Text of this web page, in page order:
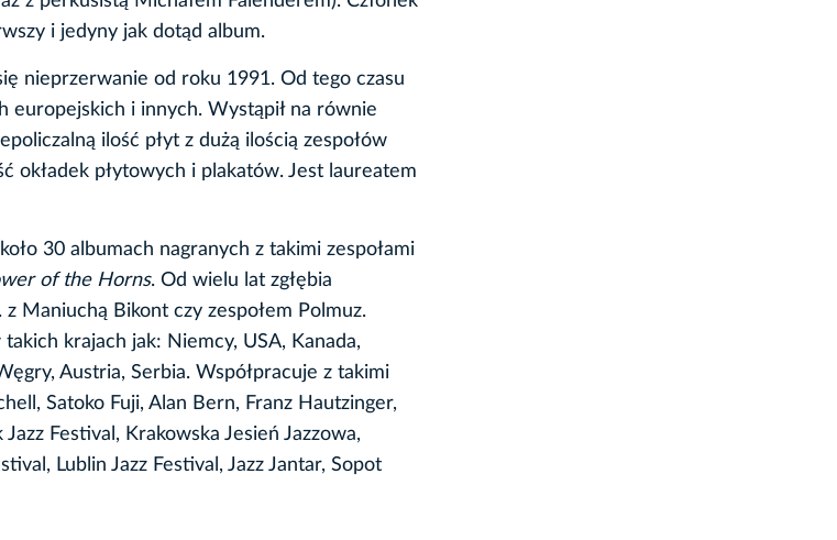
i jedyny jak dotąd album.
nieprzerwanie od roku 1991. Od tego czasu
europejskich i innych. Wystąpił na równie
ilość płyt z dużą ilością zespołów
okładek płytowych i plakatów. Jest laureatem
30 albumach nagranych z takimi zespołami
of the Horns. Od wielu lat zgłębia
Maniuchą Bikont czy zespołem Polmuz.
krajach jak: Niemcy, USA, Kanada,
Austria, Serbia. Współpracuje z takimi
Satoko Fuji, Alan Bern, Franz Hautzinger,
Festival, Krakowska Jesień Jazzowa,
Lublin Jazz Festival, Jazz Jantar, Sopot